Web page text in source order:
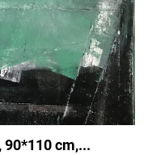
90*110 cm,...